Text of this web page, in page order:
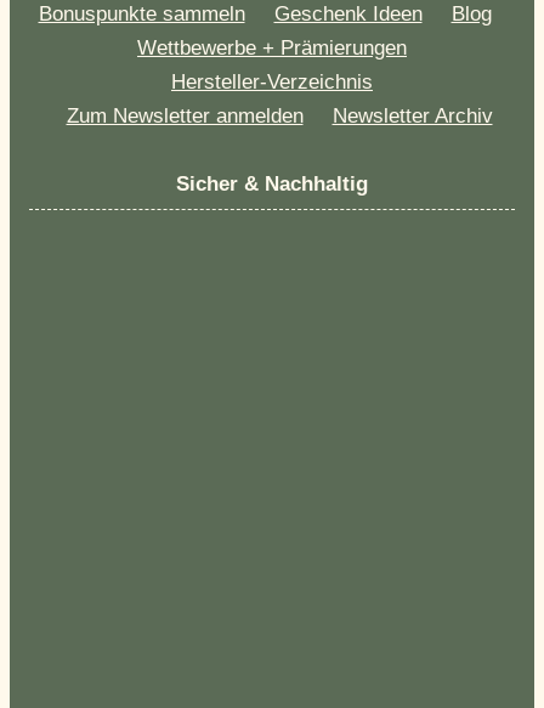
Bonuspunkte sammeln Geschenk Ideen
Blog
Wettbewerbe + Prämierungen
Hersteller-Verzeichnis
Zum Newsletter anmelden
Newsletter Archiv
Sicher & Nachhaltig